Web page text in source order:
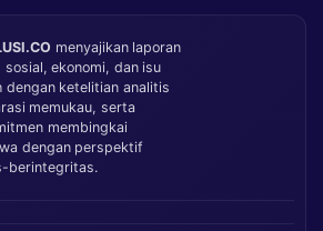
menyajikan laporan
sosial, ekonomi, dan isu
dengan ketelitian analitis
memukau, serta
membingkai
dengan perspektif
berintegritas.